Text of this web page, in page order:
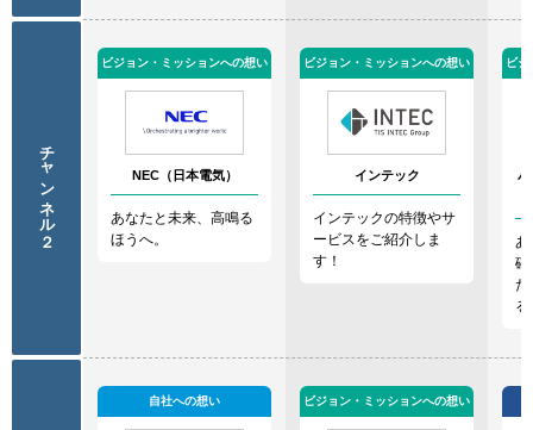
チャンネル２
ビジョン・ミッションへの想い
NEC（日本電気）
あなたと未来、高鳴る
ほうへ。
ビジョン・ミッションへの想い
インテック
インテックの特徴やサ
ービスをご紹介しま
す！
ビ
パ
あ
確
た
る
自社への想い ビジョン・ミッションへの想い